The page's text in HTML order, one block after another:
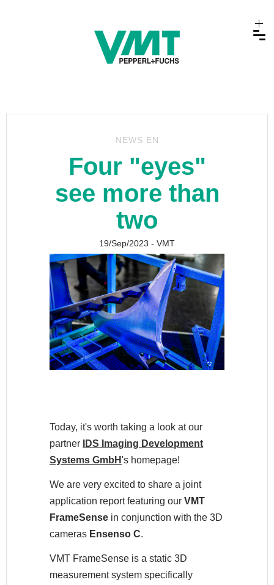
NEWS EN
Four "eyes"
see more than
two
19/Sep/2023 - VMT
Today, it's worth taking a look at our
partner
IDS Imaging Development
Systems GmbH's homepage!
We are very excited to share a joint
application report featuring our VMT
FrameSense in conjunction with the 3D
cameras Ensenso C.
VMT FrameSense is a static 3D
measurement system specifically